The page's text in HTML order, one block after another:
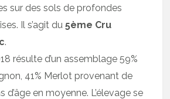
sur des sols de profondes
Il s’agit du5ème Cru
.
résulte d’un assemblage 59%
41% Merlot provenant de
d’âge en moyenne. L’élevage se